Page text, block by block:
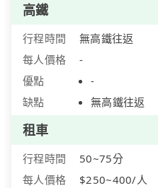
高鐵
行程時間
無高鐵往返
每人價格
-
優點
-
缺點
無高鐵往返
租車
行程時間
50~75分
每人價格
$250~400/人